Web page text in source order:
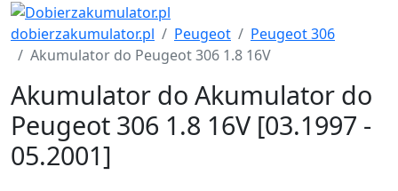
dobierzakumulator.pl Peugeot
Peugeot 306
Akumulator do Peugeot 306 1.8 16V
Akumulator do Akumulator do
Peugeot 306 1.8 16V [03.1997 -
05.2001]